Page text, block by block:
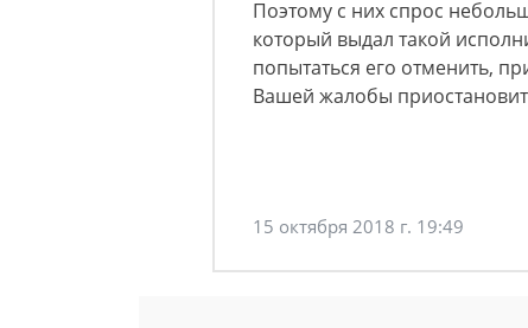
Поэтому с них спрос
который выдал такой
попытаться его отменить,
Вашей жалобы
15 октября 2018 г. 19:49